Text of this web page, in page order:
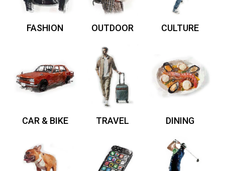
FASHION OUTDOOR CULTURE
CAR & BIKE TRAVEL DINING